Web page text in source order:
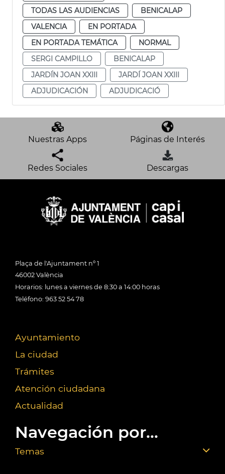
TODAS LAS AUDIENCIAS
BENICALAP
VALENCIA
EN PORTADA
EN PORTADA TEMÁTICA
NORMAL
SERGI CAMPILLO
BENICALAP
JARDÍN JOAN XXIII
JARDÍ JOAN XXIII
ADJUDICACIÓN
ADJUDICACIÓ
Nuestras Apps Páginas de Interés
Redes Sociales Descargas
Plaça de l'Ajuntament nº 1
46002 València
Horarios: lunes a viernes de 8:30 a 14:00 horas
Teléfono: 963 52 54 78
Ayuntamiento
La ciudad
Trámites
Atención ciudadana
Actualidad
Navegación por...
Temas